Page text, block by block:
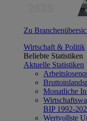
Zu
Wirtschaft & Politik
Beliebte Statistiken
Aktuelle Statistiken
Monatliche
BIP 1992-
Wertvollste